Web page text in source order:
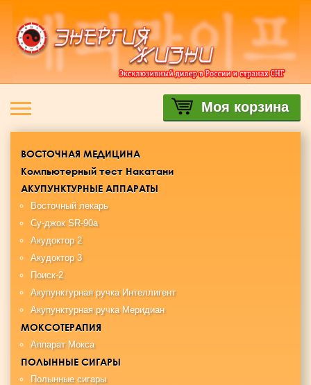
Моя корзина
ВОСТОЧНАЯ МЕДИЦИНА
Компьютерный тест Накатани
АКУПУНКТУРНЫЕ АППАРАТЫ
Восточный лекарь
Су-джок SR-90a
Акудоктор 2
Акудоктор 3
Поиск-2
Акупунктурная ручка Интеллигент
Акупунктурная ручка Меридиан
МОКСОТЕРАПИЯ
Аппарат Мокса
ПОЛЫННЫЕ СИГАРЫ
Полынные сигары